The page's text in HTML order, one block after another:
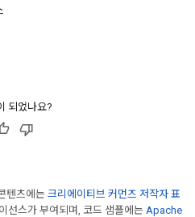
되었나요?
텐츠에는 크리에이티브 커먼즈 저작자 표
선스가 부여되며, 코드 샘플에는 Apache